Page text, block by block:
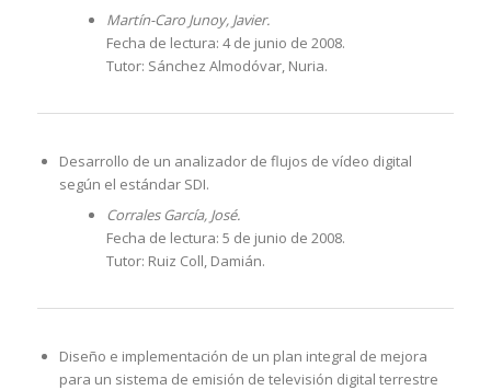
Martín-Caro Junoy, Javier.
Fecha de lectura: 4 de junio de 2008.
Tutor: Sánchez Almodóvar, Nuria.
Desarrollo de un analizador de flujos de vídeo digital
según el estándar SDI.
Corrales García, José.
Fecha de lectura: 5 de junio de 2008.
Tutor: Ruiz Coll, Damián.
Diseño e implementación de un plan integral de mejora
para un sistema de emisión de televisión digital terrestre